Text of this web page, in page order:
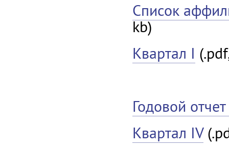
Список
kb)
Квартал I
Годовой
Квартал IV